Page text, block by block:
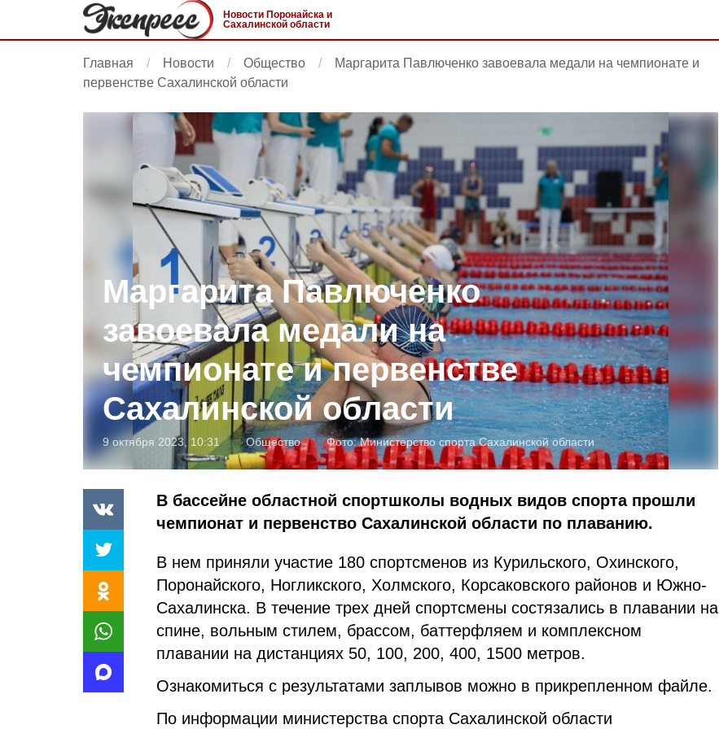
Новости Поронайска и
Сахалинской области
Главная Новости Общество
Маргарита Павлюченко завоевала медали на чемпионате и
первенстве Сахалинской области
Маргарита Павлюченко
завоевала медали на
чемпионате и первенстве
Сахалинской области
9 октября 2023, 10:31 Общество Фото:Министерство спорта Сахалинской области
В бассейне областной спортшколы водных видов спорта прошли
чемпионат и первенство Сахалинской области по плаванию.
В нем приняли участие 180 спортсменов из Курильского, Охинского,
Поронайского, Ногликского, Холмского, Корсаковского районов и Южно-
Сахалинска. В течение трех дней спортсмены состязались в плавании на
спине, вольным стилем, брассом, баттерфляем и комплексном
плавании на дистанциях 50, 100, 200, 400, 1500 метров.
Ознакомиться с результатами заплывов можно в прикрепленном файле.
По информации министерства спорта Сахалинской области